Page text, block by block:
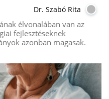
Dr. Szabó Rita
élvonalában van az
fejlesztéseknek
azonban magasak.